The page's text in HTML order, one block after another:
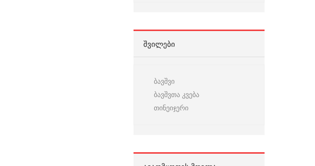
ᲨᲕᲘᲚᲔᲑᲘ
ბავშვი
ბავშვთა კვება
თინეიჯერი